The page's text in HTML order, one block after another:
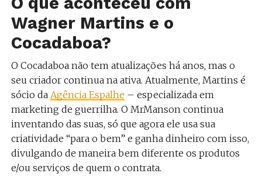
Wagner Martins e o
Cocadaboa?
O Cocadaboa não tem atualizações há anos, mas o
seu criador continua na ativa. Atualmente, Martins é
sócio da Agência Espalhe– especializada em
marketing de guerrilha. O MrManson continua
inventando das suas, só que agora ele usa sua
criatividade “para o bem” e ganha dinheiro com isso,
divulgando de maneira bem diferente os produtos
e/ou serviços de quem o contrata.